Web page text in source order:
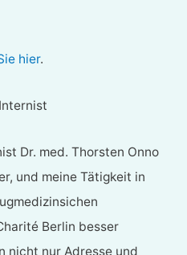
hier.
Dr. med. Thorsten Onno
und meine Tätigkeit in
Berlin besser
nicht nur Adresse und